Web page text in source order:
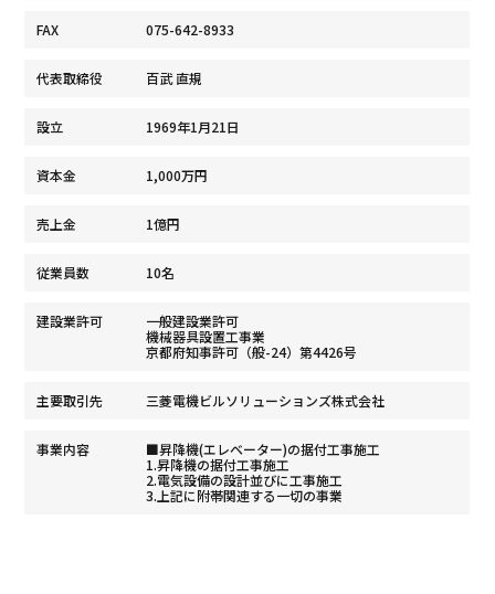
FAX 075-642-8933
代表取締役 百武 直規
設立 1969年1月21日
資本金 1,000万円
売上金 1億円
従業員数 10名
建設業許可
一般建設業許可
機械器具設置工事業
京都府知事許可（般-24）第4426号
主要取引先 三菱電機ビルソリューションズ株式会社
事業内容
■昇降機(エレベーター)の据付工事施工
1.昇降機の据付工事施工
2.電気設備の設計並びに工事施工
3.上記に附帯関連する一切の事業